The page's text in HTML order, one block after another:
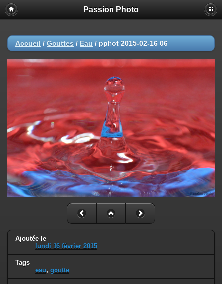
Passion Photo
Accueil / Gouttes / Eau / pphot 2015-02-16 06
Ajoutée le
lundi 16 février 2015
Tags
eau, goutte